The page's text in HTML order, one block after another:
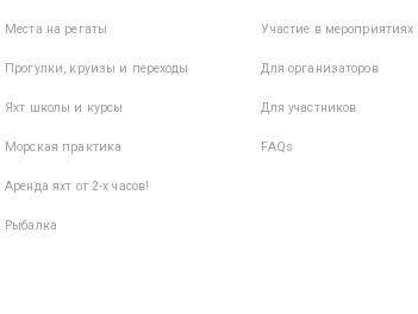
Места на регаты
Прогулки, круизы и переходы
Яхт школы и курсы
Морская практика
Аренда яхт от 2-х часов!
Рыбалка
Участие в мероприятиях
Для организаторов
Для участников
FAQs